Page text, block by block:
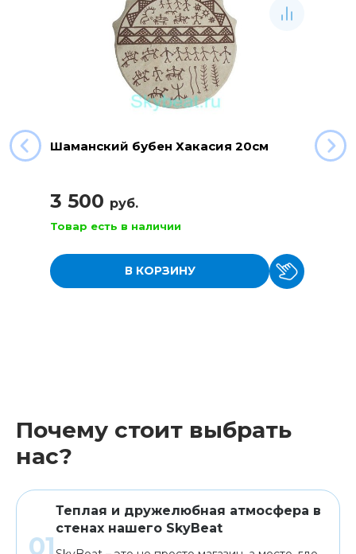
Шаманский бубен Хакасия 20см
3 500 руб.
Товар есть в наличии
В КОРЗИНУ
Почему стоит выбрать
нас?
Теплая и дружелюбная атмосфера в
стенах нашего SkyBeat